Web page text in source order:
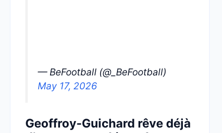
— BeFootball (@_BeFootball)
May 17, 2026
Geoffroy-Guichard rêve déjà